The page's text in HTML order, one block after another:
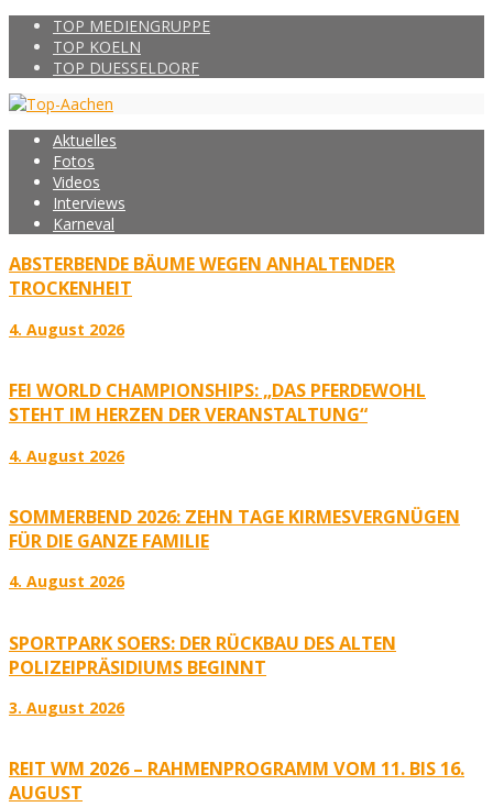
TOP MEDIENGRUPPE
TOP KOELN
TOP DUESSELDORF
Aktuelles
Fotos
Videos
Interviews
Karneval
ABSTERBENDE BÄUME WEGEN ANHALTENDER
TROCKENHEIT
4. August 2026
FEI WORLD CHAMPIONSHIPS: „DAS PFERDEWOHL
STEHT IM HERZEN DER VERANSTALTUNG“
4. August 2026
SOMMERBEND 2026: ZEHN TAGE KIRMESVERGNÜGEN
FÜR DIE GANZE FAMILIE
4. August 2026
SPORTPARK SOERS: DER RÜCKBAU DES ALTEN
POLIZEIPRÄSIDIUMS BEGINNT
3. August 2026
REIT WM 2026 – RAHMENPROGRAMM VOM 11. BIS 16.
AUGUST